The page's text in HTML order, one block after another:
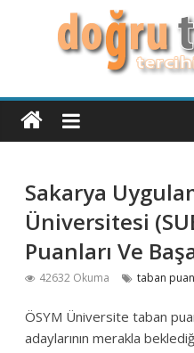
Sakarya
Üniversitesi
Puanları Ve
42632 Okuma taban
ÖSYM Üniversite taban
adaylarının merakla